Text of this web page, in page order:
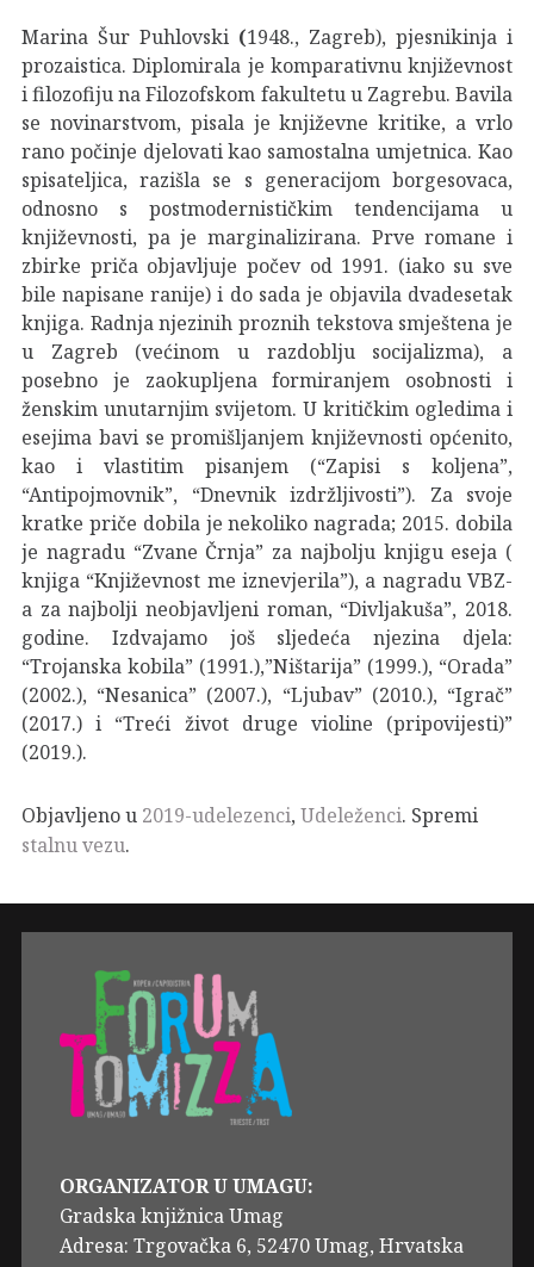
Marina Šur Puhlovski (1948., Zagreb), pjesnikinja i
prozaistica. Diplomirala je komparativnu književnost
i filozofiju na Filozofskom fakultetu u Zagrebu. Bavila
se novinarstvom, pisala je književne kritike, a vrlo
rano počinje djelovati kao samostalna umjetnica. Kao
spisateljica, razišla se s generacijom borgesovaca,
odnosno s postmodernističkim tendencijama u
književnosti, pa je marginalizirana. Prve romane i
zbirke priča objavljuje počev od 1991. (iako su sve
bile napisane ranije) i do sada je objavila dvadesetak
knjiga. Radnja njezinih proznih tekstova smještena je
u Zagreb (većinom u razdoblju socijalizma), a
posebno je zaokupljena formiranjem osobnosti i
ženskim unutarnjim svijetom. U kritičkim ogledima i
esejima bavi se promišljanjem književnosti općenito,
kao i vlastitim pisanjem (“Zapisi s koljena”,
“Antipojmovnik”, “Dnevnik izdržljivosti”). Za svoje
kratke priče dobila je nekoliko nagrada; 2015. dobila
je nagradu “Zvane Črnja” za najbolju knjigu eseja (
knjiga “Književnost me iznevjerila”), a nagradu VBZ-
a za najbolji neobjavljeni roman, “Divljakuša”, 2018.
godine. Izdvajamo još sljedeća njezina djela:
“Trojanska kobila” (1991.),”Ništarija” (1999.), “Orada”
(2002.), “Nesanica” (2007.), “Ljubav” (2010.), “Igrač”
(2017.) i “Treći život druge violine (pripovijesti)”
(2019.).
Objavljeno u 2019-udelezenci, Udeleženci. Spremi
stalnu vezu.
ORGANIZATOR U UMAGU:
Gradska knjižnica Umag
Adresa: Trgovačka 6, 52470 Umag, Hrvatska